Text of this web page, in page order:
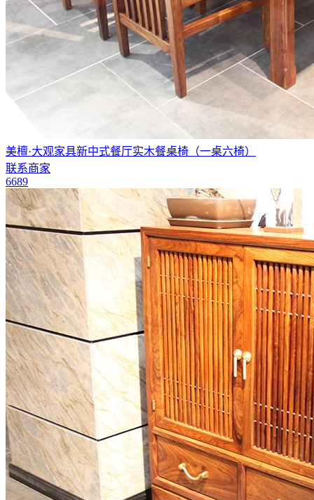
美檀·大观家具新中式餐厅实木餐桌椅（一桌六椅）
联系商家
6689